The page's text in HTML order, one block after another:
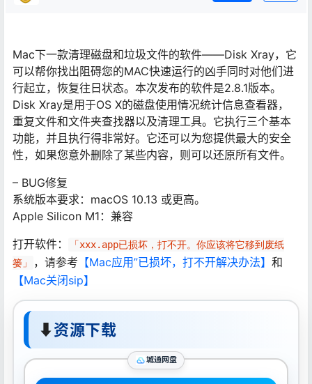
Mac下一款清理磁盘和垃圾文件的软件——Disk Xray，它
可以帮你找出阻碍您的MAC快速运行的凶手同时对他们进
行起立，恢复往日状态。本次发布的软件是2.8.1版本。
Disk Xray是用于OS X的磁盘使用情况统计信息查看器，
重复文件和文件夹查找器以及清理工具。它执行三个基本
功能，并且执行得非常好。它还可以为您提供最大的安全
性，如果您意外删除了某些内容，则可以还原所有文件。
– BUG修复
系统版本要求：macOS 10.13 或更高。
Apple Silicon M1：兼容
打开软件：
「xxx.app已损坏，打不开。你应该将它移到废纸
篓」
，请参考 【Mac应用”已损坏，打不开解决办法】 和
【Mac关闭sip】
⬇资源下载
城通网盘